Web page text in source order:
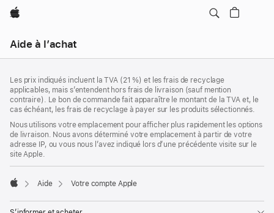
Apple
Aide à l’achat
locale
menu
Ouvrir
de
page
de
bas
de
Les prix indiqués incluent la TVA (21 %) et les frais de recyclage
applicables, mais s’entendent hors frais de livraison (sauf mention
contraire). Le bon de commande fait apparaître le montant de la TVA et, le
cas échéant, les frais de recyclage à payer sur les produits sélectionnés.
Nous utilisons votre emplacement pour afficher plus rapidement les options
de livraison. Nous avons déterminé votre emplacement à partir de votre
adresse IP, ou vous nous l’avez indiqué lors d’une précédente visite sur le
site Apple.
Aide Votre compte Apple